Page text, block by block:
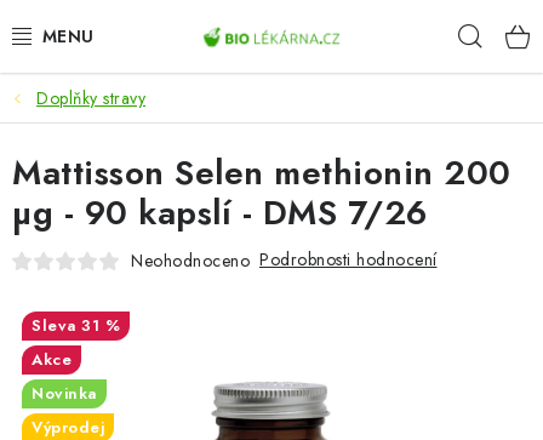
na
AKCE
DOPLŇKY STRAVY
PŘÍRODNÍ KOSMETIKA
ZDRAVÉ POTRAVINY
PŘÍSTROJE
Doplňky stravy
Mattisson Selen methionin 200
µg - 90 kapslí - DMS 7/26
Neohodnoceno Podrobnosti hodnocení
31 %
Akce
Novinka
Výprodej